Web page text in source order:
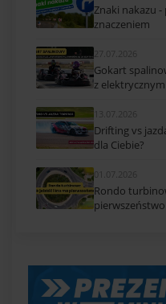
Znaki nakazu -
znaczeniem
Gokart
z elektrycznym
Drifting vs
dla Ciebie?
Rondo